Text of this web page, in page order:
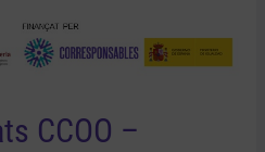
CCOO –